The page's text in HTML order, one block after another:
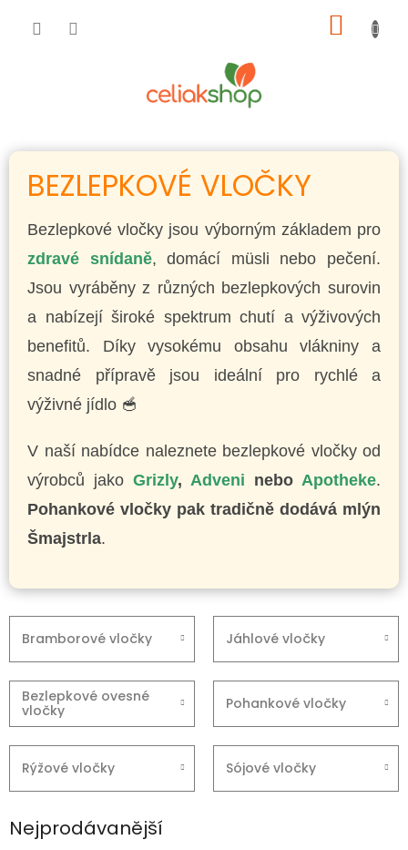
KOŠÍK
BEZLEPKOVÉ VLOČKY
Bezlepkové vločky jsou výborným základem pro
zdravé snídaně, domácí müsli nebo pečení.
Jsou vyráběny z různých bezlepkových surovin
a nabízejí široké spektrum chutí a výživových
benefitů. Díky vysokému obsahu vlákniny a
snadné přípravě jsou ideální pro rychlé a
výživné jídlo 🥣
V naší nabídce naleznete bezlepkové vločky od
výrobců jako Grizly, Adveni nebo Apotheke.
Pohankové vločky pak tradičně dodává mlýn
Šmajstrla.
Bramborové vločky Jáhlové vločky
Bezlepkové ovesné
vločky
Pohankové vločky
Rýžové vločky Sójové vločky
Nejprodávanější